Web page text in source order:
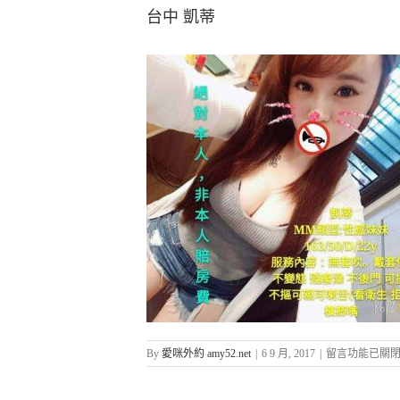
台中 凱蒂
By 愛咪外約 amy52.net 6 9 月, 2017
在
〈台
留言功能已關